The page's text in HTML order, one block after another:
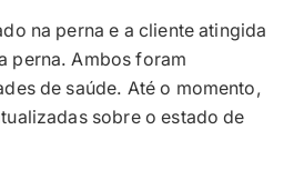
na perna e a cliente atingida
perna. Ambos foram
de saúde. Até o momento,
sobre o estado de